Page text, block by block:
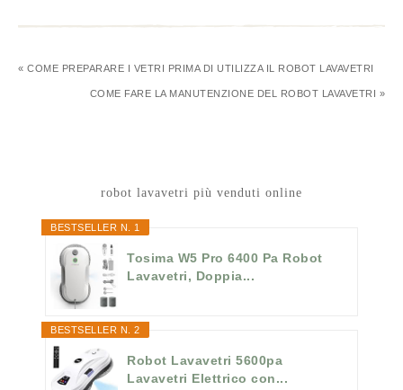
« COME PREPARARE I VETRI PRIMA DI UTILIZZA IL ROBOT LAVAVETRI
COME FARE LA MANUTENZIONE DEL ROBOT LAVAVETRI »
robot lavavetri più venduti online
BESTSELLER N. 1
Tosima W5 Pro 6400 Pa Robot
Lavavetri, Doppia...
BESTSELLER N. 2
Robot Lavavetri 5600pa
Lavavetri Elettrico con...